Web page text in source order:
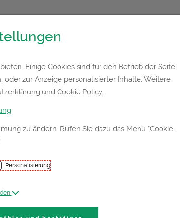
Diverses
Nährende
400ml Unifarco
Einige Cookies sind für den Betrieb der Seite
zur Anzeige personalisierter Inhalte. Weitere
und Cookie Policy.
zu ändern. Rufen Sie dazu das Menü "Cookie-
Personalisierung